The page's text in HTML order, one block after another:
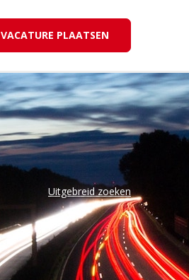
VACATURE PLAATSEN
Uitgebreid zoeken